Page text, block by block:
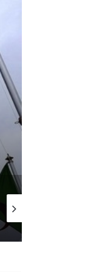
«La démocratie et la sécurité du citoyen n’existent que dans un État puissant»